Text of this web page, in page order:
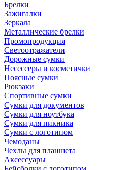
Брелки
Зажигалки
Зеркала
Металлические брелки
Промопродукция
Светоотражатели
Дорожные сумки
Несессеры и косметички
Поясные сумки
Рюкзаки
Спортивные сумки
Сумки для документов
Сумки для ноутбука
Сумки для пикника
Сумки с логотипом
Чемоданы
Чехлы для планшета
Аксессуары